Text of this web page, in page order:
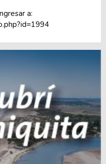
a: